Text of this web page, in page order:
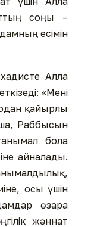
соңы –
есімін
Алла
«Мені
қайырлы
Раббысын
бола
айналады.
осы үшін
өзара
жәннат